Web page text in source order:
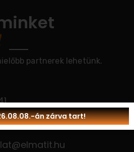
partnerek lehetünk.
án zárva tart!